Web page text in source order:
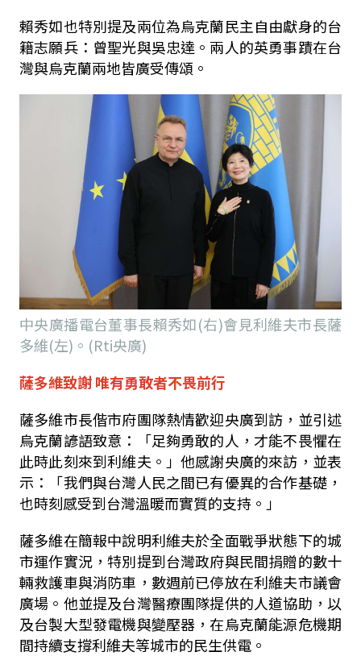
賴秀如也特別提及兩位為烏克蘭民主自由獻身的台
籍志願兵：曾聖光與吳忠達。兩人的英勇事蹟在台
灣與烏克蘭兩地皆廣受傳頌。
中央廣播電台董事長賴秀如(右)會見利維夫市長薩
多維(左)。(Rti央廣)
薩多維致謝唯有勇敢者不畏前行
薩多維市長偕市府團隊熱情歡迎央廣到訪，並引述
烏克蘭諺語致意：「足夠勇敢的人，才能不畏懼在
此時此刻來到利維夫。」他感謝央廣的來訪，並表
示：「我們與台灣人民之間已有優異的合作基礎，
也時刻感受到台灣溫暖而實質的支持。」
薩多維在簡報中說明利維夫於全面戰爭狀態下的城
市運作實況，特別提到台灣政府與民間捐贈的數十
輛救護車與消防車，數週前已停放在利維夫市議會
廣場。他並提及台灣醫療團隊提供的人道協助，以
及台製大型發電機與變壓器，在烏克蘭能源危機期
間持續支撐利維夫等城市的民生供電。